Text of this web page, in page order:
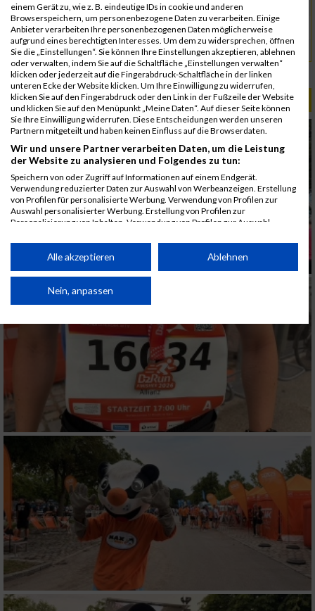
5146
Herold
00:56:27.8
5092
Kürkaya
00:56:58.4
5143
Ulus
00:56:58.8
Rang:54.
ALBUM B2RUN MÜNCHEN / 15.07.2026
einem Gerät zu, wie z. B. eindeutige IDs in cookie und anderen
Browserspeichern, um personenbezogene Daten zu verarbeiten. Einige
Anbieter verarbeiten Ihre personenbezogenen Daten möglicherweise
aufgrund eines berechtigten Interesses. Um dem zu widersprechen, öffnen
Sie die „Einstellungen“. Sie können Ihre Einstellungen akzeptieren, ablehnen
oder verwalten, indem Sie auf die Schaltfläche „Einstellungen verwalten“
klicken oder jederzeit auf die Fingerabdruck-Schaltfläche in der linken
unteren Ecke der Website klicken. Um Ihre Einwilligung zu widerrufen,
klicken Sie auf den Fingerabdruck oder den Link in der Fußzeile der Website
und klicken Sie auf den Menüpunkt „Meine Daten“. Auf dieser Seite können
Sie Ihre Einwilligung widerrufen. Diese Entscheidungen werden unseren
Partnern mitgeteilt und haben keinen Einfluss auf die Browserdaten.
Wir und unsere Partner verarbeiten Daten, um die Leistung
der Website zu analysieren und Folgendes zu tun:
Speichern von oder Zugriff auf Informationen auf einem Endgerät.
Verwendung reduzierter Daten zur Auswahl von Werbeanzeigen. Erstellung
von Profilen für personalisierte Werbung. Verwendung von Profilen zur
Auswahl personalisierter Werbung. Erstellung von Profilen zur
Personalisierung von Inhalten. Verwendung von Profilen zur Auswahl
Performance von Inhalten. Analyse von Zielgruppen durch Statistiken oder
Kombinationen von Daten aus verschiedenen Quellen. Entwicklung und
von Inhalten.
Daten können außerhalb der Europäischen Union weitergegeben und in die
Website/App.
Partnerliste anzeigen (1 IAB-Anbieter)
Wir nutzen Ihre Daten für folgende Zwecke:
Speichern von oder Zugriff auf Informationen
auf einem Endgerät
Verwendung reduzierter Daten zur Auswahl
von Werbeanzeigen
Erstellung von Profilen für personalisierte
Werbung
Verwendung von Profilen zur Auswahl
personalisierter Werbung
Erstellung von Profilen zur Personalisierung
von Inhalten
Alle akzeptieren Ablehnen
Nein, anpassen